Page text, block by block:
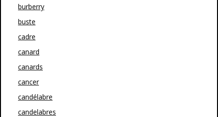
burberry
buste
cadre
canard
canards
cancer
candélabre
candelabres